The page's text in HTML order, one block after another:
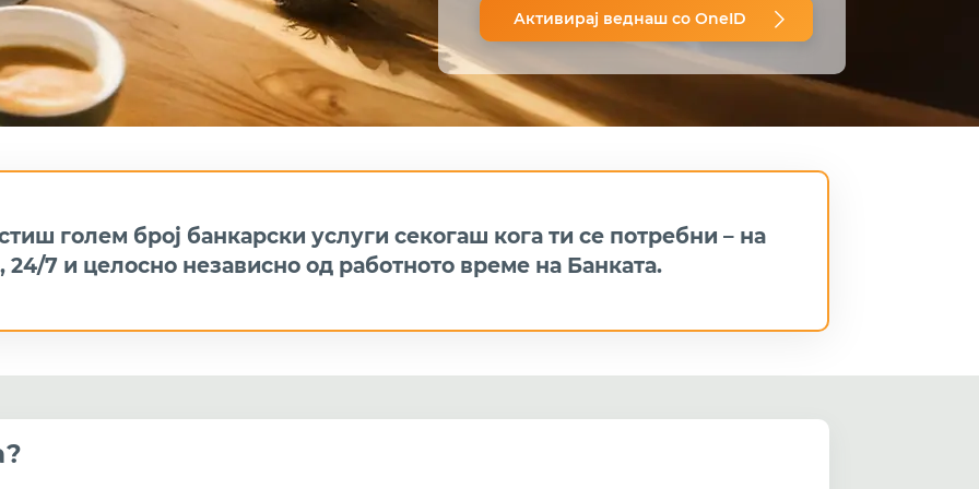
Активирај веднаш со OneID
голем број банкарски услуги секогаш кога ти се потребни – на
24/7 и целосно независно од работното време на Банката.